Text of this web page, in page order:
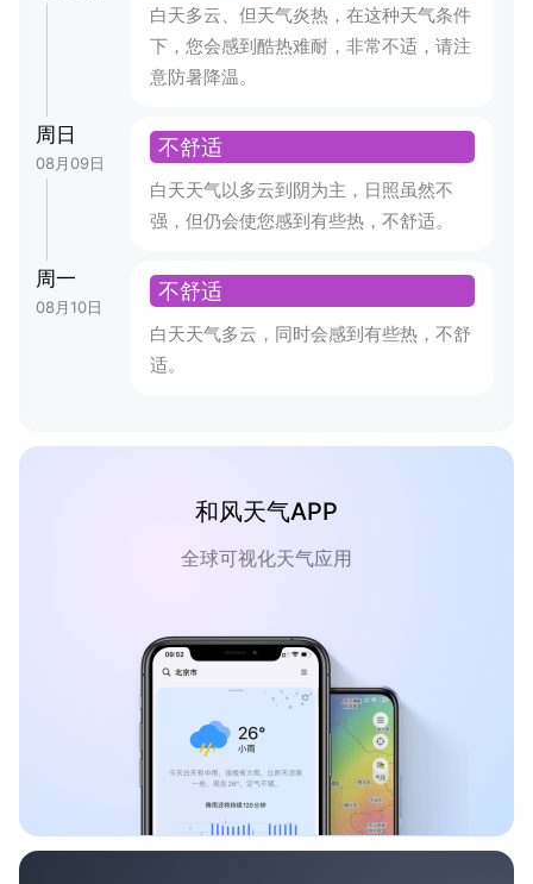
白天多云、但天气炎热，在这种天气条件
下，您会感到酷热难耐，非常不适，请注
意防暑降温。
周日
08月09日
不舒适
白天天气以多云到阴为主，日照虽然不
强，但仍会使您感到有些热，不舒适。
周一
08月10日
不舒适
白天天气多云，同时会感到有些热，不舒
适。
和风天气APP
全球可视化天气应用